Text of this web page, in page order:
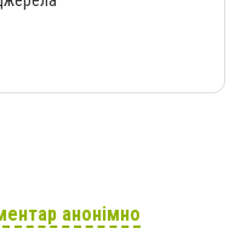
анонімно